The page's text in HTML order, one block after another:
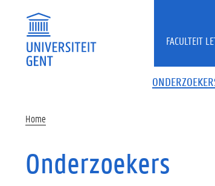
FACULTEIT
Home
Onderzoekers